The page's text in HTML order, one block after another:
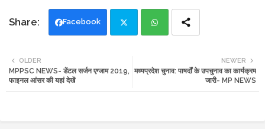
Facebook
tte ats
NEWER
मध्यप्रदेश चुनाव: पाषर्दों के उपचुनाव का कार्यक्रम
जारी- MP NEWS
OLDER
MPPSC NEWS- डेंटल सर्जन एग्जाम 2019,
फाइनल आंसर की यहां देखें